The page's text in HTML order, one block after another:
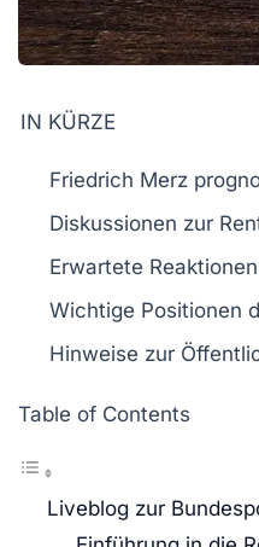
IN KÜRZE
Friedrich Merz
Diskussionen zur
Erwartete
Wichtige Positionen
Hinweise zur
Table of Contents
Liveblog zur